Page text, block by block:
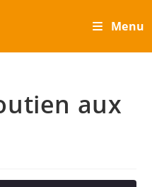
Menu
aux